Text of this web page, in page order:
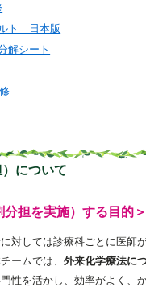
ト 日本版
解シート
について
分担を実施）する目的＞
対しては診療科ごとに医師
ームでは、 外来化学療法に
性を活かし、効率がよく、